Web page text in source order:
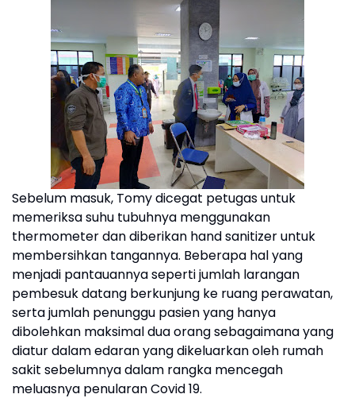
Sebelum masuk, Tomy dicegat petugas untuk
memeriksa suhu tubuhnya menggunakan
thermometer dan diberikan hand sanitizer untuk
membersihkan tangannya. Beberapa hal yang
menjadi pantauannya seperti jumlah larangan
pembesuk datang berkunjung ke ruang perawatan,
serta jumlah penunggu pasien yang hanya
dibolehkan maksimal dua orang sebagaimana yang
diatur dalam edaran yang dikeluarkan oleh rumah
sakit sebelumnya dalam rangka mencegah
meluasnya penularan Covid 19.